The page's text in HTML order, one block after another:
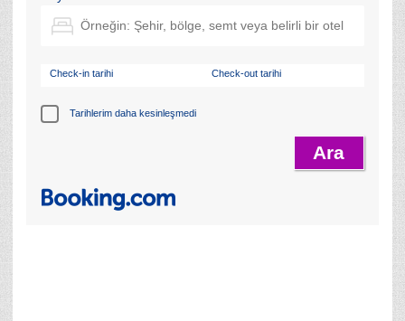
Check-in tarihi Check-out tarihi
Tarihlerim daha kesinleşmedi